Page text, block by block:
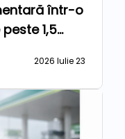
într-o
1,5
2026 Iulie 23